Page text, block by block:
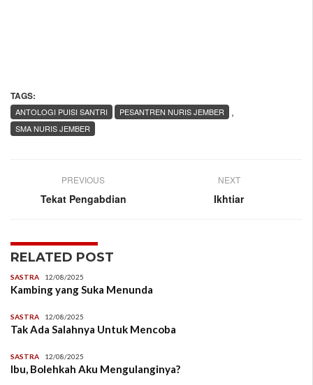
TAGS:
,
ANTOLOGI PUISI SANTRI
PESANTREN NURIS JEMBER
SMA NURIS JEMBER
PREVIOUS
Tekat Pengabdian
NEXT
Ikhtiar
RELATED POST
SASTRA 12/08/2025
Kambing yang Suka Menunda
SASTRA 12/08/2025
Tak Ada Salahnya Untuk Mencoba
SASTRA 12/08/2025
Ibu, Bolehkah Aku Mengulanginya?